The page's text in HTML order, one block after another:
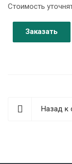
Стоимость
Заказать
Назад к